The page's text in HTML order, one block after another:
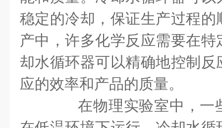
稳定的冷却，保证生产过程
产中，许多化学反应需要在
却水循环器可以精确地控制
应的效率和产品的质量。
在物理实验室中，一